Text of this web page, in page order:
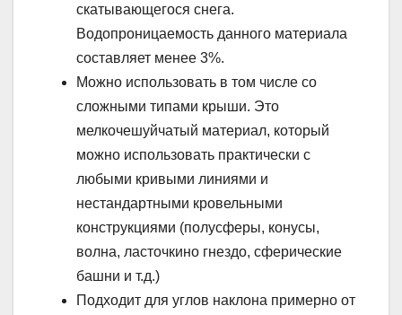
скатывающегося снега.
Водопроницаемость данного материала
составляет менее 3%.
Можно использовать в том числе со
сложными типами крыши. Это
мелкочешуйчатый материал, который
можно использовать практически с
любыми кривыми линиями и
нестандартными кровельными
конструкциями (полусферы, конусы,
волна, ласточкино гнездо, сферические
башни и т.д.)
Подходит для углов наклона примерно от